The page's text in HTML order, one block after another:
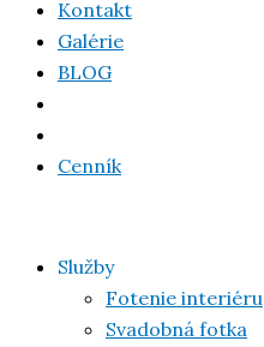
Kontakt
Galérie
BLOG
Cenník
Služby
Fotenie interiéru
Svadobná fotka